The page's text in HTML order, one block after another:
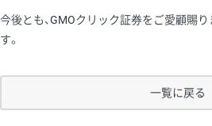
今後とも、GMOクリック証券をご愛顧賜
す。
一覧に戻る